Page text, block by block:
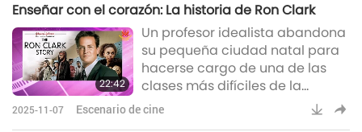
cuando el mundo intenta
separarlos?
Enseñar con el corazón: La historia de Ron Clark
22:42
Un profesor idealista abandona
su pequeña ciudad natal para
hacerse cargo de una de las
clases más difíciles de la
ciudad de Nueva York. Ante la
adversidad, inspira esperanza,
2025-11-07 Escenario de cine